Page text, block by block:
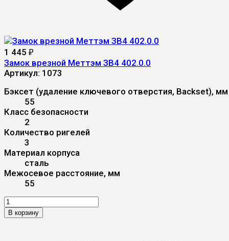
1 445 ₽
Замок врезной Меттэм ЗВ4 402.0.0
Артикул: 1073
Бэксет (удаление ключевого отверстия, Backset), мм
55
Класс безопасности
2
Количество ригелей
3
Материал корпуса
сталь
Межосевое расстояние, мм
55
В корзину